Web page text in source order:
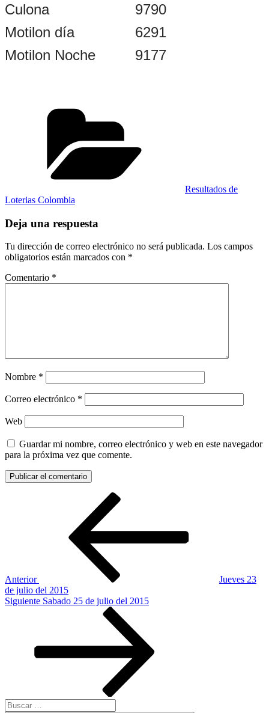
Culona
Motilon día
Motilon Noche
9790
6291
9177
Resultados de
Loterias Colombia
Deja una respuesta
Tu dirección de correo electrónico no será publicada. Los campos
obligatorios están marcados con *
Comentario *
Nombre *
Correo electrónico *
Web
Guardar mi nombre, correo electrónico y web en este navegador
para la próxima vez que comente.
Anterior
Jueves 23
de julio del 2015
Siguiente
Siguiente Sabado 25 de julio del 2015
Buscar